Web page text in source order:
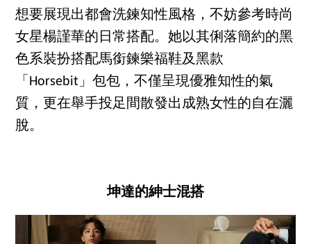
想要展現出都會洗鍊知性風格，不妨參考時尚
女星楊謹華的日常搭配。她以其俐落簡約的黑
色系裝扮搭配馬銜鍊樂福鞋及黑款
「Horsebit」包包，不僅呈現優雅知性的氣
質，更在舉手投足間散發出成熟女性的自在灑
脫。
坤達的紳士混搭